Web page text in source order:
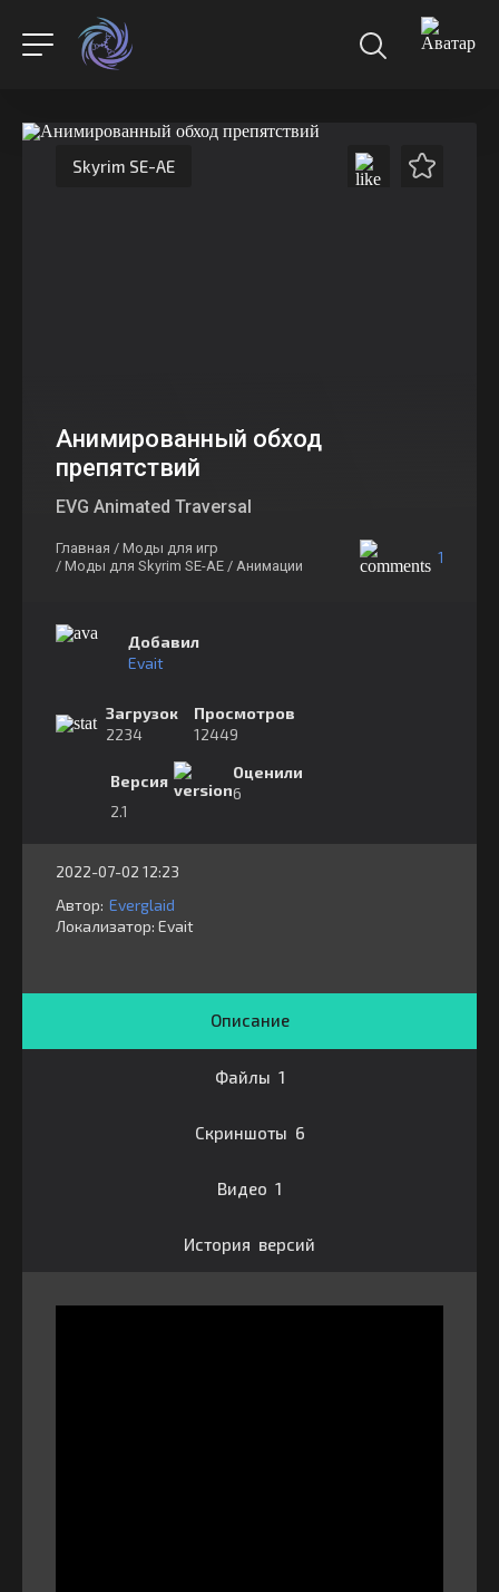
Skyrim SE-AE
Анимированный обход
препятствий
EVG Animated Traversal
Главная / Моды для игр
/ Моды для Skyrim SE-AE / Анимации 1
Добавил
Evait
Загрузок
2234
Просмотров
12449
Версия
2.1
Оценили
6
2022-07-02 12:23
Автор: Everglaid
Локализатор: ⁣⁣⁣Evait
Описание
Файлы 1
Скриншоты 6
Видео 1
История версий